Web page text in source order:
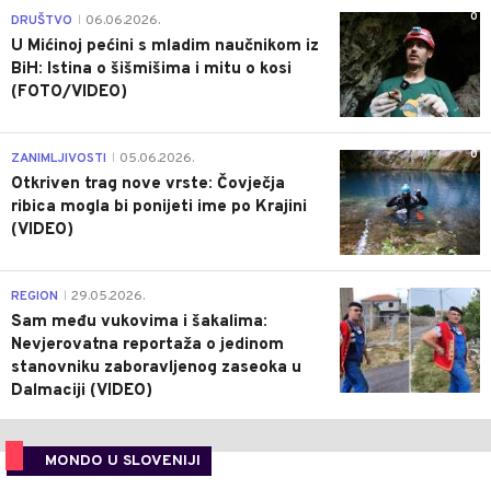
0
DRUŠTVO 06.06.2026.
U Mićinoj pećini s mladim naučnikom iz
BiH: Istina o šišmišima i mitu o kosi
(FOTO/VIDEO)
0
ZANIMLJIVOSTI 05.06.2026.
Otkriven trag nove vrste: Čovječja
ribica mogla bi ponijeti ime po Krajini
(VIDEO)
0
REGION 29.05.2026.
Sam među vukovima i šakalima:
Nevjerovatna reportaža o jedinom
stanovniku zaboravljenog zaseoka u
Dalmaciji (VIDEO)
MONDO U SLOVENIJI